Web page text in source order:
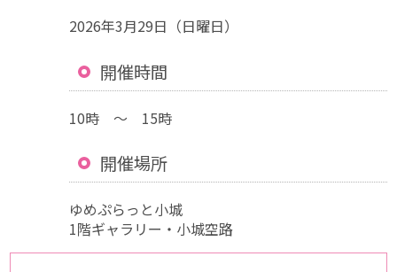
2026年3月29日（日曜日）
開催時間
10時 ～ 15時
開催場所
ゆめぷらっと小城
1階ギャラリー・小城空路